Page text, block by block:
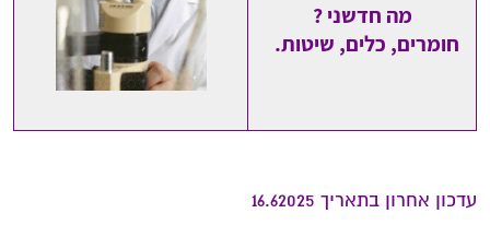
מה חדשני ?
חומרים, כלים, שיטות.
עדכון אחרון בתאריך 16.62025